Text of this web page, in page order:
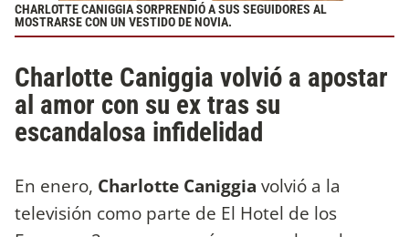
CHARLOTTE CANIGGIA SORPRENDIÓ A SUS SEGUIDORES AL
MOSTRARSE CON UN VESTIDO DE NOVIA.
Charlotte Caniggia volvió a apostar
al amor con su ex tras su
escandalosa infidelidad
En enero, Charlotte Caniggia volvió a la
televisión como parte de El Hotel de los